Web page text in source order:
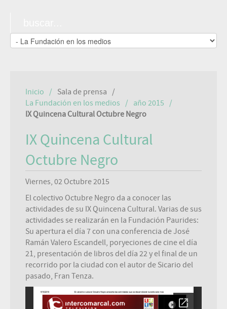
Inicio
Sala de prensa
La Fundación en los medios
año 2015
IX Quincena Cultural Octubre Negro
IX Quincena Cultural
Octubre Negro
Viernes, 02 Octubre 2015
El colectivo Octubre Negro da a conocer las
actividades de su IX Quincena Cultural. Varias de sus
actividades se realizarán en la Fundación Paurides:
Su apertura el día 7 con una conferencia de José
Ramán Valero Escandell, poryeciones de cine el día
21, presentación de libros del día 22 y el final de un
recorrido por la ciudad con el autor de Sicario del
pasado, Fran Tenza.